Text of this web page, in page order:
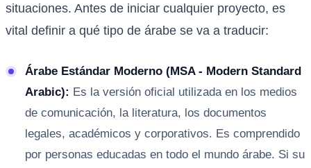
situaciones. Antes de iniciar cualquier proyecto, es
vital definir a qué tipo de árabe se va a traducir:
Árabe Estándar Moderno (MSA - Modern Standard
Arabic): Es la versión oficial utilizada en los medios
de comunicación, la literatura, los documentos
legales, académicos y corporativos. Es comprendido
por personas educadas en todo el mundo árabe. Si su